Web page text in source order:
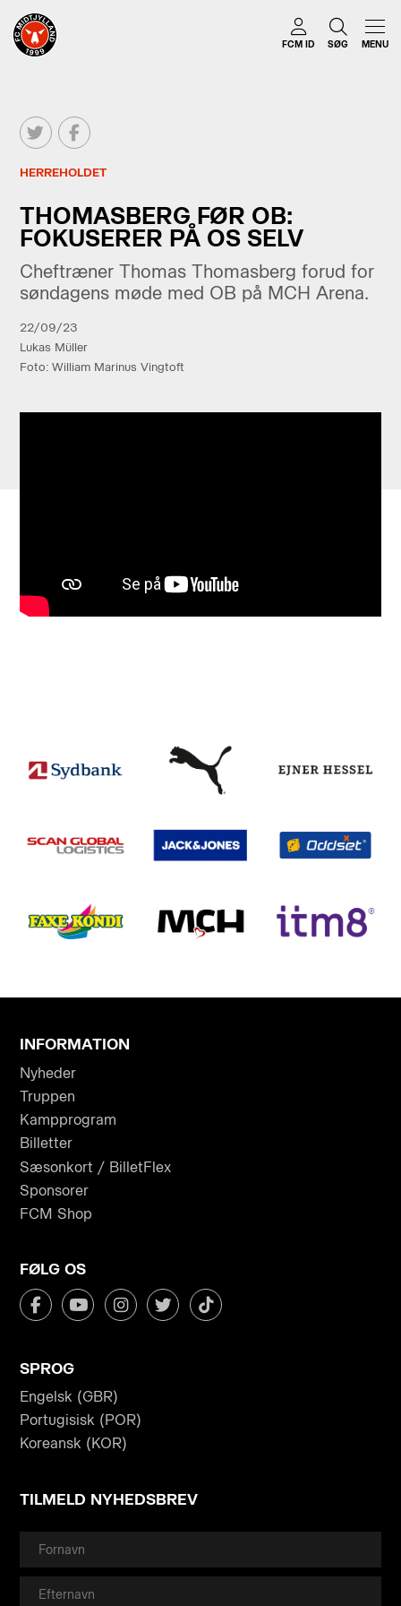
FCM ID SØG MENU
HERREHOLDET
THOMASBERG FØR OB:
FOKUSERER PÅ OS SELV
Cheftræner Thomas Thomasberg forud for
søndagens møde med OB på MCH Arena.
22/09/23
Lukas Müller
Foto: William Marinus Vingtoft
INFORMATION
Nyheder
Truppen
Kampprogram
Billetter
Sæsonkort / BilletFlex
Sponsorer
FCM Shop
FØLG OS
SPROG
Engelsk (GBR)
Portugisisk (POR)
Koreansk (KOR)
TILMELD NYHEDSBREV